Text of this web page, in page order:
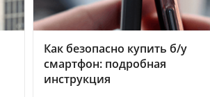
Как безопасно купить б/у
смартфон: подробная
инструкция